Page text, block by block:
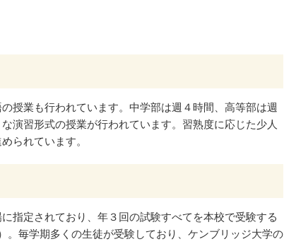
授業も行われています。中学部は週４時間、高等部は週
演習形式の授業が行われています。習熟度に応じた少人
られています。
指定されており、年３回の試験すべてを本校で受験する
毎学期多くの生徒が受験しており、ケンブリッジ大学の